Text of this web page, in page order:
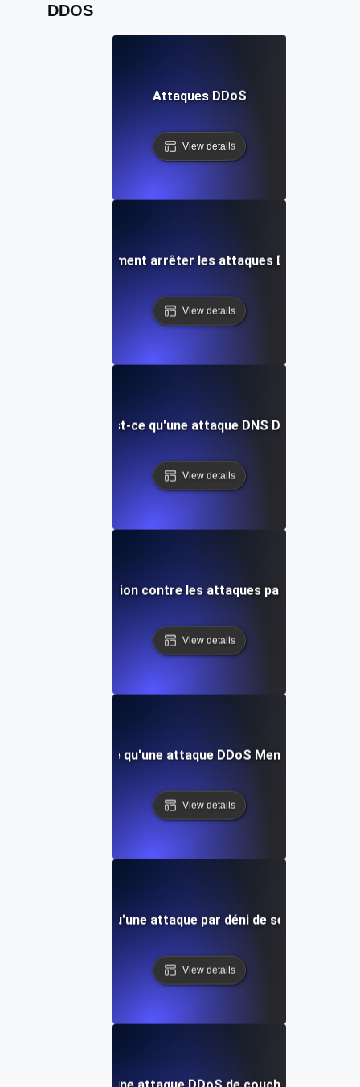
DDOS
Attaques DDoS
View details
Comment arrêter les attaques DDoS
View details
Qu'est-ce qu'une attaque DNS DDoS?
View details
ce que la protection contre les attaques par déni de
View details
Qu'est-ce qu'une attaque DDoS Memcached ?
View details
Qu'est-ce qu'une attaque par déni de service UDP ?
View details